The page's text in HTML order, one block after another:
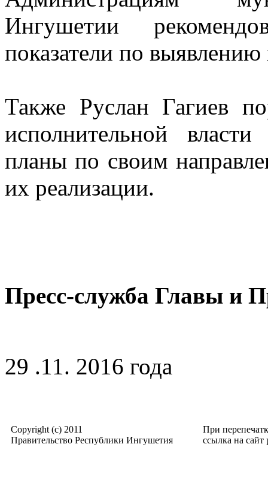
Ингушетии
показатели по
Также Руслан Гагиев
исполнительной
планы по своим
их реализации.
Пресс-служба Главы и
29 .11. 2016 года
Copyright (c) 2011
Правительство Республики Ингушетия
При
ссылка на сайт